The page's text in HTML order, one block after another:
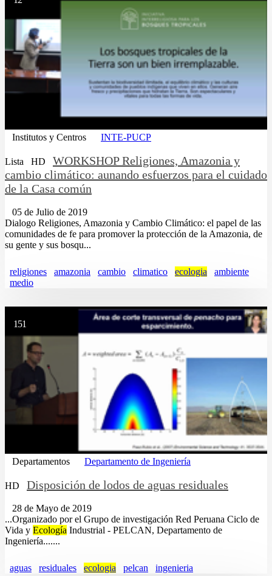
Institutos y Centros INTE-PUCP
Lista HD
WORKSHOP Religiones, Amazonia y
cambio climático: aunando esfuerzos para el cuidado
de la Casa común
05 de Julio de 2019
Dialogo Religiones, Amazonia y Cambio Climático: el papel de las
comunidades de fe para promover la protección de la Amazonia, de
su gente y sus bosqu...
religiones amazonia cambio climatico ecologia
ambiente
medio
151
Departamentos Departamento de Ingeniería
HD Disposición de lodos de aguas residuales
28 de Mayo de 2019
...Organizado por el Grupo de investigación Red Peruana Ciclo de
Vida y Ecología Industrial - PELCAN, Departamento de
Ingeniería.......
aguas residuales ecologia pelcan ingenieria